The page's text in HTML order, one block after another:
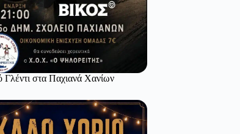
Γλέντι στα Παχιανά Χανίων